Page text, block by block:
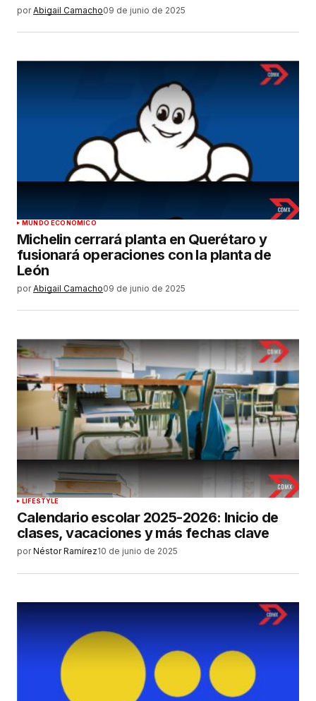
por Abigail Camacho09 de junio de 2025
MUNDO ECONÓMICO
Michelin cerrará planta en Querétaro y
fusionará operaciones con la planta de
León
por Abigail Camacho09 de junio de 2025
LIFESTYLE
Calendario escolar 2025-2026: Inicio de
clases, vacaciones y más fechas clave
por Néstor Ramírez10 de junio de 2025